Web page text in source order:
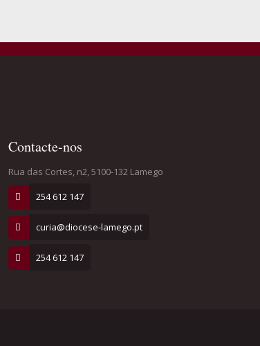
Contacte-nos
Rua das Cortes, n2, 5100-132 Lamego
254 612 147
curia@diocese-lamego.pt
254 612 147